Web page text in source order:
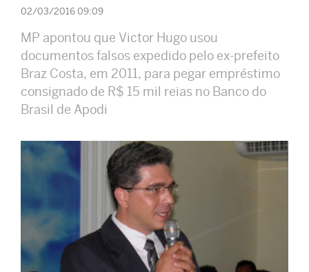
02/03/2016 09:09
MP apontou que Victor Hugo usou
documentos falsos expedido pelo ex-prefeito
Braz Costa, em 2011, para pegar empréstimo
consignado de R$ 15 mil reias no Banco do
Brasil de Apodi